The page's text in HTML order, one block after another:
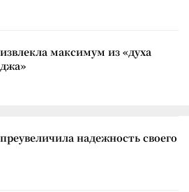
максимум из «духа
надежность своего